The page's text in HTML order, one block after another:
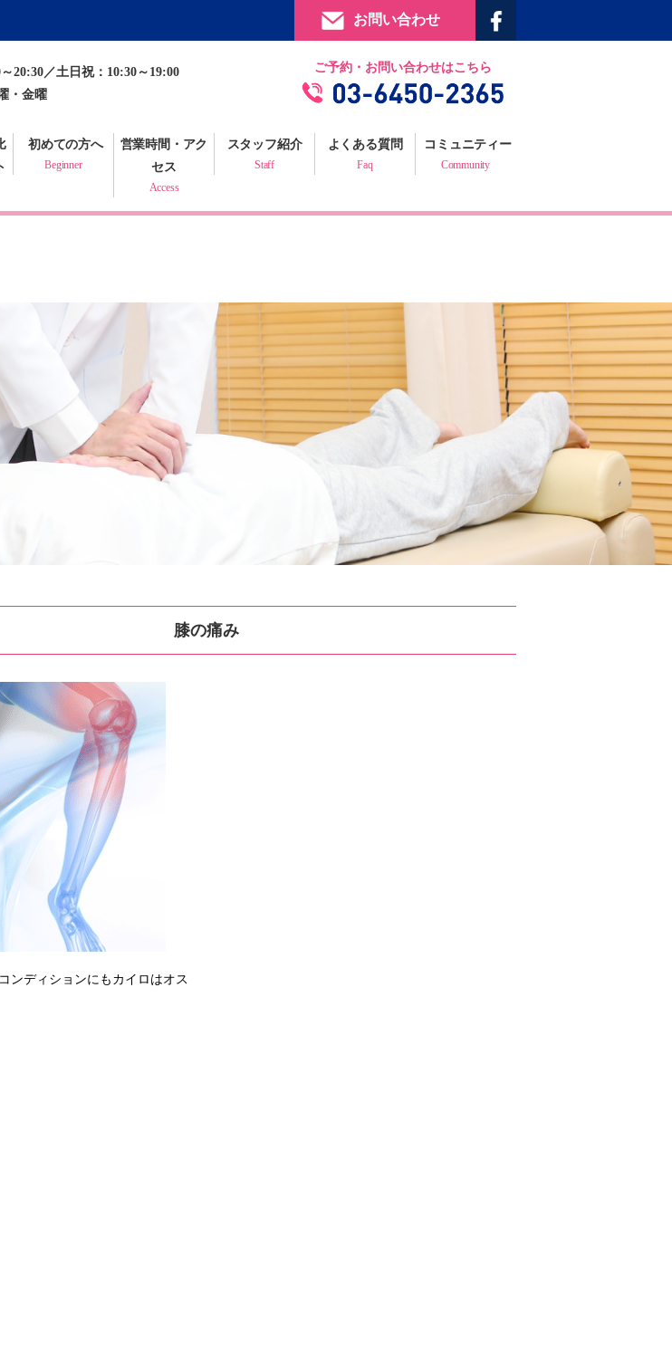
お問い合わせ
20:30／土日祝：10:30～19:00
・金曜
ご予約・お問い合わせはこちら
初めての方へ
Beginner
オンライン健康調査票
営業時間・アク
セス
Access
スタッフ紹介
Staff
よくある質問
Faq
コミュニティー
Community
提携施設
フィジックスマイルギャラリー
プロフェッショナルからの推薦状
膝の痛み
ンディションにもカイロはオス